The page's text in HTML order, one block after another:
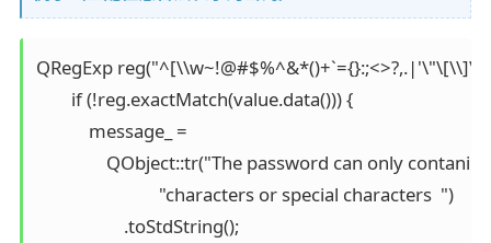
QRegExp
        if (!reg.exactMatch(value.data())) {
            message_ =
QObject::tr("The password can only
                            "characters or special characters  ")
                    .toStdString();